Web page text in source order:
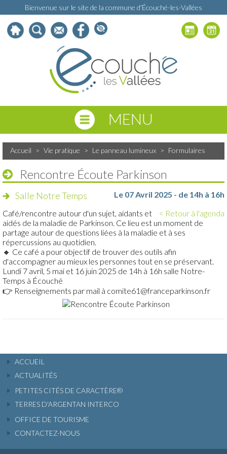
Bienvenue sur le site de la commune d'Écouché-les-Vallées
MENU
Accueil > Vie pratique > Le panneau lumineux > Formulaires
Rencontre Écoute Parkinson
Salle Notre Temps
Le 07 Avril 2025 - de 14h à 16h
< Retour à l'agenda
Café/rencontre autour d'un sujet, aidants et
aidés de la maladie de Parkinson. Ce lieu est un moment de
partage autour de questions liées à la maladie et à ses
répercussions au quotidien.
🔸 Ce café a pour objectif de trouver des outils afin
d'accompagner au mieux les personnes tout en se préservant.
Lundi 7 avril, 5 mai et 16 juin 2025 de 14h à 16h salle Notre-
Temps à Écouché
👉 Renseignements par mail à comite61@franceparkinson.fr
ACCUEIL
ACTUALITÉS
PETITES CITÉS DE CARACTÈRE®
TERRES D'ARGENTAN INTERCO
OFFICE DE TOURISME
CONTACTEZ-NOUS